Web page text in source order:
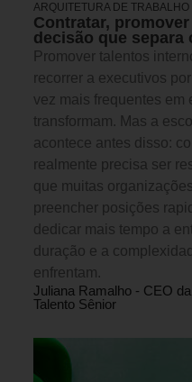
ARQUITETURA DE TRABALHO
Contratar,
decisão que separa
Promover talentos
recorrer a executivos
vez mais frequentes em
transformam. Mas a
acontece antes disso:
realmente precisa ser
que muitas
preencher posições
dedicar mais tempo a
duração e a
enfrentam.
Juliana Ramalho - CEO da
Talento Sênior